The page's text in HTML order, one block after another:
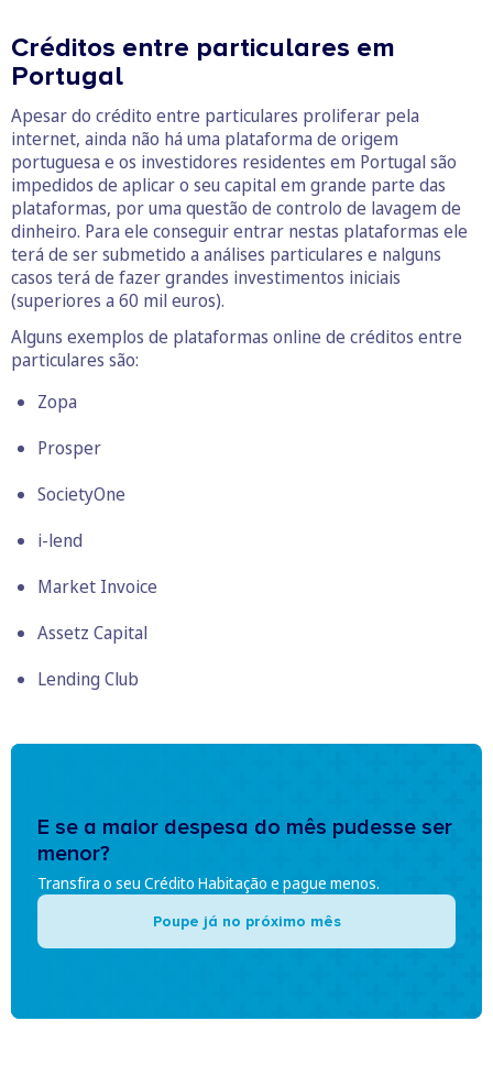
Créditos entre particulares em
Portugal
Apesar do crédito entre particulares proliferar pela
internet, ainda não há uma plataforma de origem
portuguesa e os investidores residentes em Portugal são
impedidos de aplicar o seu capital em grande parte das
plataformas, por uma questão de controlo de lavagem de
dinheiro. Para ele conseguir entrar nestas plataformas ele
terá de ser submetido a análises particulares e nalguns
casos terá de fazer grandes investimentos iniciais
(superiores a 60 mil euros).
Alguns exemplos de plataformas online de créditos entre
particulares são:
Zopa
Prosper
SocietyOne
i-lend
Market Invoice
Assetz Capital
Lending Club
E se a maior despesa do mês pudesse ser
menor?
Transfira o seu Crédito Habitação e pague menos.
Poupe já no próximo mês